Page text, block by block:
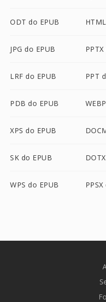
ODT do EPUB
JPG do EPUB
LRF do EPUB PPT
PDB do EPUB
XPS do EPUB
SK do EPUB
WPS do EPUB